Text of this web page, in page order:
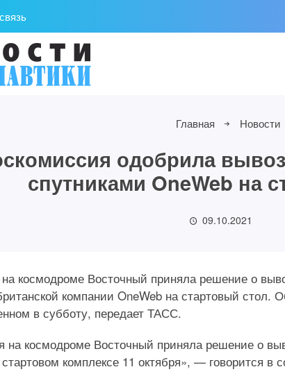
Главная Новости
одобрила
спутниками OneWeb на
09.10.2021
космодроме Восточный приняла решение о
компании OneWeb на стартовый стол.
в субботу, передает ТАСС.
на космодроме Восточный приняла решение о
стартовом комплексе 11 октября», — говорится в